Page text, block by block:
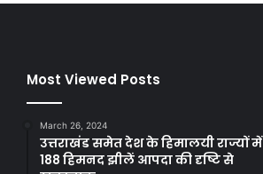
Most Viewed Posts
March 26, 2024
उत्तराखंड समेत देश के हिमालयी राज्यों में
188 हिमनद झीलें आपदा की दृष्टि से